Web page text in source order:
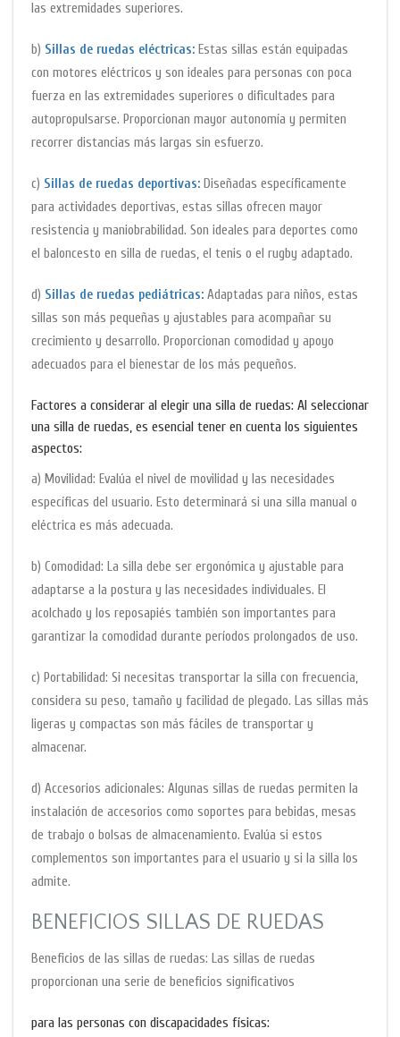
las extremidades superiores.
b) Sillas de ruedas eléctricas: Estas sillas están equipadas
con motores eléctricos y son ideales para personas con poca
fuerza en las extremidades superiores o dificultades para
autopropulsarse. Proporcionan mayor autonomía y permiten
recorrer distancias más largas sin esfuerzo.
c) Sillas de ruedas deportivas: Diseñadas específicamente
para actividades deportivas, estas sillas ofrecen mayor
resistencia y maniobrabilidad. Son ideales para deportes como
el baloncesto en silla de ruedas, el tenis o el rugby adaptado.
d) Sillas de ruedas pediátricas: Adaptadas para niños, estas
sillas son más pequeñas y ajustables para acompañar su
crecimiento y desarrollo. Proporcionan comodidad y apoyo
adecuados para el bienestar de los más pequeños.
Factores a considerar al elegir una silla de ruedas: Al seleccionar
una silla de ruedas, es esencial tener en cuenta los siguientes
aspectos:
a) Movilidad: Evalúa el nivel de movilidad y las necesidades
específicas del usuario. Esto determinará si una silla manual o
eléctrica es más adecuada.
b) Comodidad: La silla debe ser ergonómica y ajustable para
adaptarse a la postura y las necesidades individuales. El
acolchado y los reposapiés también son importantes para
garantizar la comodidad durante períodos prolongados de uso.
c) Portabilidad: Si necesitas transportar la silla con frecuencia,
considera su peso, tamaño y facilidad de plegado. Las sillas más
ligeras y compactas son más fáciles de transportar y
almacenar.
d) Accesorios adicionales: Algunas sillas de ruedas permiten la
instalación de accesorios como soportes para bebidas, mesas
de trabajo o bolsas de almacenamiento. Evalúa si estos
complementos son importantes para el usuario y si la silla los
admite.
BENEFICIOS SILLAS DE RUEDAS
Beneficios de las sillas de ruedas: Las sillas de ruedas
proporcionan una serie de beneficios significativos
para las personas con discapacidades físicas: